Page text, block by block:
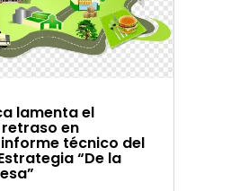
lamenta el
en
técnico del
“De la